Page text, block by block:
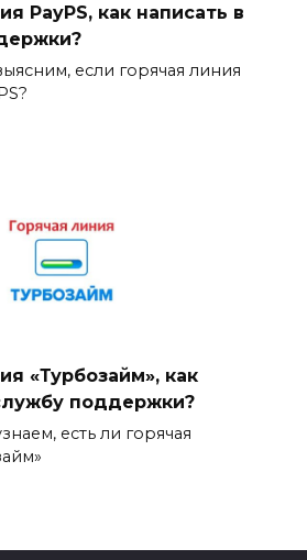
PayPS, как написать в
если горячая линия
«Турбозайм», как
поддержки?
есть ли горячая